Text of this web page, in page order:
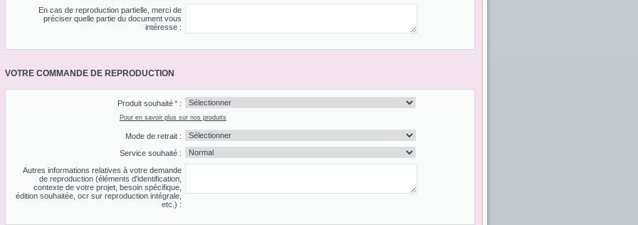
En cas de reproduction partielle, merci de
préciser quelle partie du document vous
intéresse :
VOTRE COMMANDE DE REPRODUCTION
Produit souhaité*:
Pour en savoir plus sur nos produits
Mode de retrait :
Service souhaité :
Autres informations relatives à votre demande
de reproduction (éléments d'identification,
contexte de votre projet, besoin spécifique,
édition souhaitée, ocr sur reproduction intégrale,
etc.) :